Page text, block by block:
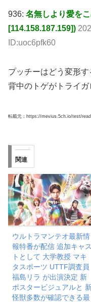
936: 名無しより愛を
[114.158.187.159])
ID:uoc6pfk60
プッチーはどう変形
背中のトゲがトライ
転載元：https://mevius.5ch.io/test/
関連
ウルトラマンテオ最新情
報特番が配信 追加キャス
トとして 大学教授 マキ
タスポーツ UTTF調査員
福島リラ が出演決定 新
ポスタービジュアルと
怪獣多数が確認できる最